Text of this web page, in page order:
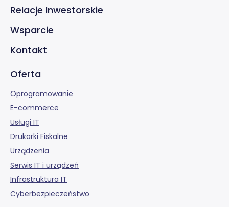
Relacje Inwestorskie
Wsparcie
Kontakt
Oferta
Oprogramowanie
E-commerce
Usługi IT
Drukarki Fiskalne
Urządzenia
Serwis IT i urządzeń
Infrastruktura IT
Cyberbezpieczeństwo